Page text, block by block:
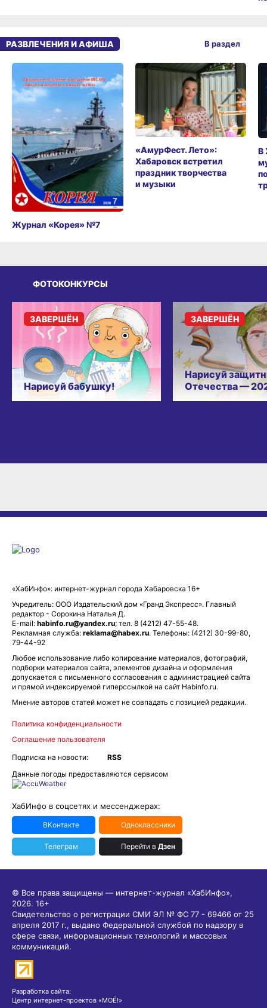
РАЗВЛЕЧЕНИЯ И АФИША
Журнал «Корея» №7
«АмурФест. Лето»:
Хабаровск встретил
праздник творчества
и музыки
В
В раздел
ФОТОКОНКУРСЫ
Нарисуй бабушку!
ЗАВЕРШЁН
Нарисуй
Отечества —
ЗАВЕРШЁН
«ХабИнфо»: интернет-журнал города Хабаровска 16+
Учредитель: ООО Издательский дом «Гранд Экспресс». Главный
редактор - Сорокина Наталья Д.
E-mail: habinfo.ru@yandex.ru; тел. 8 (4212) 47-55-48.
Рекламная служба: reklama@habex.ru. Телефоны: (4212) 30-99-80,
79-44-92
Любое использование либо копирование материалов, фотографий,
подборки материалов сайта, элементов дизайна и оформления
допускается с письменного согласования с администрацией сайта
и прямой индексируемой гиперссылкой на сайт Habinfo.ru.
Мнение авторов статей может не совпадать с позицией редакции.
Политика конфиденциальности
Соглашение пользователя
Подписка на новости:
RSS
Данные погоды предоставляются сервисом
ХабИнфо в соцсетях и мессенджерах:
ВКонтакте Одноклассники
Телеграм Перейти в Дзен
© Все права защищены — интернет-журнал «ХабИнфо»,
2026. 16+
Свидетельство о регистрации СМИ ЭЛ № ФС 77 - 69466 от 25
апреля 2017 г., выдано Федеральной службой по надзору в
сфере связи, информационных технологий и массовых
коммуникаций.
Разработка сайта:
Центр интернет-проектов «МОЁ!»